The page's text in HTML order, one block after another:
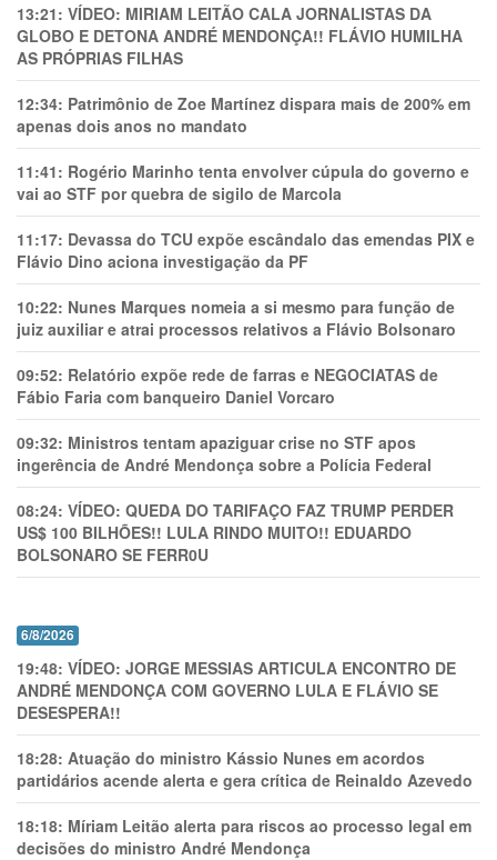
13:21: VÍDEO: MIRIAM LEITÃO CALA JORNALISTAS DA
GLOBO E DETONA ANDRÉ MENDONÇA!! FLÁVIO HUMILHA
AS PRÓPRIAS FILHAS
12:34: Patrimônio de Zoe Martínez dispara mais de 200% em
apenas dois anos no mandato
11:41: Rogério Marinho tenta envolver cúpula do governo e
vai ao STF por quebra de sigilo de Marcola
11:17: Devassa do TCU expõe escândalo das emendas PIX e
Flávio Dino aciona investigação da PF
10:22: Nunes Marques nomeia a si mesmo para função de
juiz auxiliar e atrai processos relativos a Flávio Bolsonaro
09:52: Relatório expõe rede de farras e NEGOCIATAS de
Fábio Faria com banqueiro Daniel Vorcaro
09:32: Ministros tentam apaziguar crise no STF apos
ingerência de André Mendonça sobre a Polícia Federal
08:24: VÍDEO: QUEDA DO TARIFAÇO FAZ TRUMP PERDER
US$ 100 BILHÕES!! LULA RINDO MUITO!! EDUARDO
BOLSONARO SE FERR0U
6/8/2026
19:48: VÍDEO: JORGE MESSIAS ARTICULA ENCONTRO DE
ANDRÉ MENDONÇA COM GOVERNO LULA E FLÁVIO SE
DESESPERA!!
18:28: Atuação do ministro Kássio Nunes em acordos
partidários acende alerta e gera crítica de Reinaldo Azevedo
18:18: Míriam Leitão alerta para riscos ao processo legal em
decisões do ministro André Mendonça